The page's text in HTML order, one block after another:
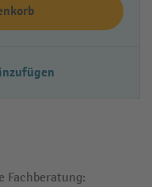
Fachberatung: